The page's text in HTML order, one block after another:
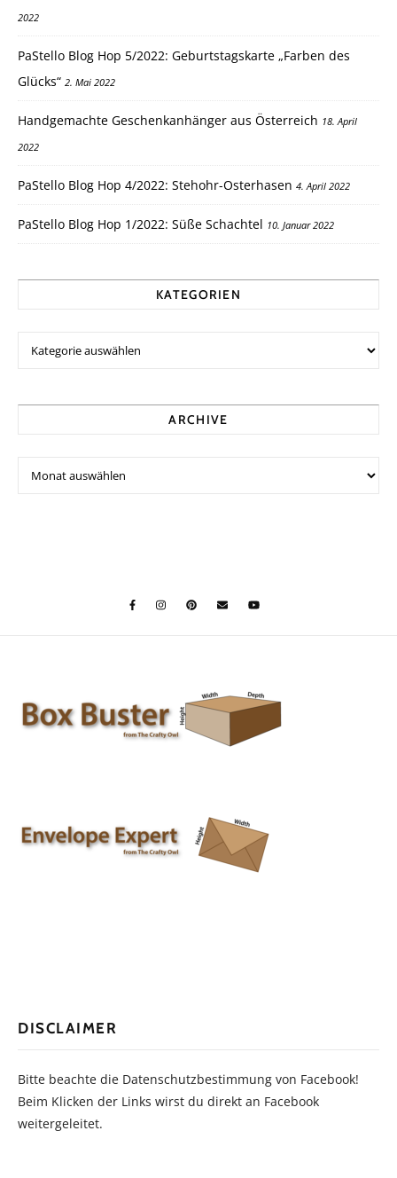
2022
PaStello Blog Hop 5/2022: Geburtstagskarte „Farben des
Glücks“ 2. Mai 2022
Handgemachte Geschenkanhänger aus Österreich 18. April
2022
PaStello Blog Hop 4/2022: Stehohr-Osterhasen 4. April 2022
PaStello Blog Hop 1/2022: Süße Schachtel 10. Januar 2022
KATEGORIEN
ARCHIVE
DISCLAIMER
Bitte beachte die Datenschutzbestimmung von Facebook!
Beim Klicken der Links wirst du direkt an Facebook
weitergeleitet.